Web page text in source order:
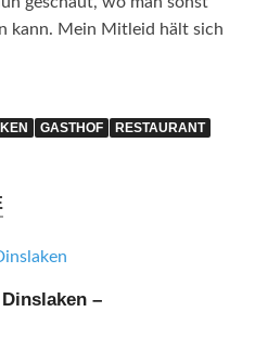
kann. Mein Mitleid hält sich
GASTHOF RESTAURANT
–